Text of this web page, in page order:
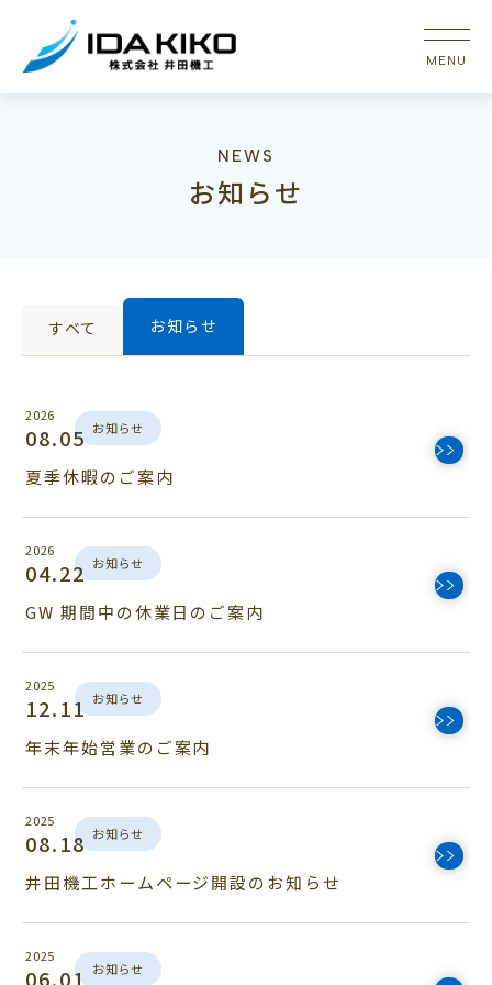
NEWS
お知らせ
すべて お知らせ
2026
08.05 お知らせ
夏季休暇のご案内
2026
04.22 お知らせ
GW 期間中の休業日のご案内
2025
12.11 お知らせ
年末年始営業のご案内
2025
08.18 お知らせ
井田機工ホームページ開設のお知らせ
2025
06.01 お知らせ